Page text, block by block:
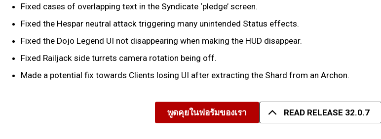
Fixed cases of overlapping text in the Syndicate ‘pledge’ screen.
Fixed the Hespar neutral attack triggering many unintended Status effects.
Fixed the Dojo Legend UI not disappearing when making the HUD disappear.
Fixed Railjack side turrets camera rotation being off.
Made a potential fix towards Clients losing UI after extracting the Shard from an Archon.
พูดคุยในฟอรัมของเรา READ RELEASE 32.0.7